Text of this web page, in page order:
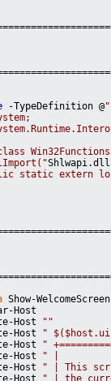
-TypeDefinition @"
Shlwapi.dll
extern long
Show-
Host
Host
""
Host
"
Host
"
Host
" |
Host
" | This